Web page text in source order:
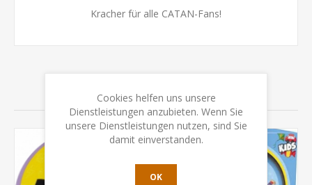
Kracher für alle CATAN-Fans!
VERWANDTE PRODUKTE
Cookies helfen uns unsere
Dienstleistungen anzubieten. Wenn Sie
unsere Dienstleistungen nutzen, sind Sie
damit einverstanden.
OK